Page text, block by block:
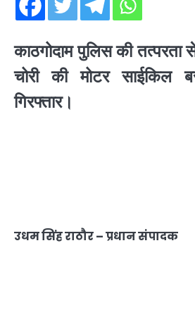
काठगोदाम पुलिस की
चोरी की मोटर साईकिल
गिरफ्तार।
उधम सिंह राठौर – प्रधान संपादक